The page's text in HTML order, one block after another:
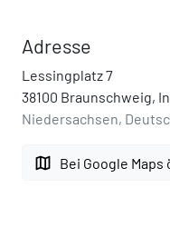
Adresse
Lessingplatz 7
38100 Braunschweig,
Niedersachsen,
map Bei Google